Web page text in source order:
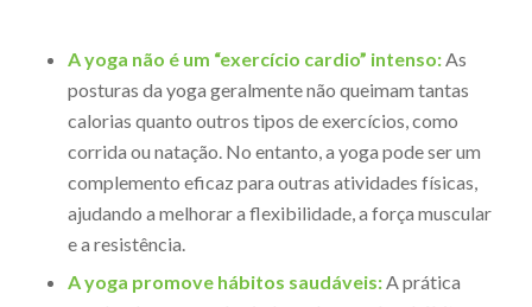
A yoga não é um “exercício cardio” intenso:As
posturas da yoga geralmente não queimam tantas
calorias quanto outros tipos de exercícios, como
corrida ou natação. No entanto, a yoga pode ser um
complemento eficaz para outras atividades físicas,
ajudando a melhorar a flexibilidade, a força muscular
e a resistência.
A yoga promove hábitos saudáveis:A prática